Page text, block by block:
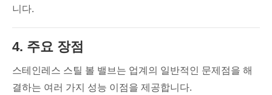
니다.
4. 주요 장점
스테인레스 스틸 볼 밸브는 업계의 일반적인 문제점을 해
결하는 여러 가지 성능 이점을 제공합니다.